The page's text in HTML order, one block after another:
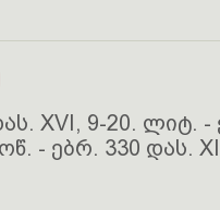
XVI, 9-20. ლიტ.
- ებრ. 330 დას.